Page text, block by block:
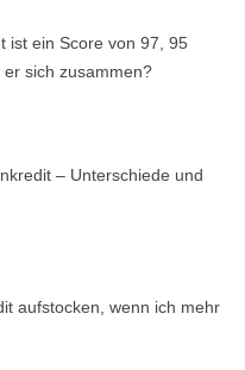
ist ein Score von 97, 95
sich zusammen?
– Unterschiede und
aufstocken, wenn ich mehr